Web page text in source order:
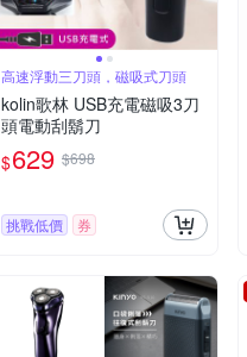
高速浮動三刀頭，磁吸式刀頭
kolin歌林 USB充電磁吸3刀
頭電動刮鬍刀
$629 $698
挑戰低價 券